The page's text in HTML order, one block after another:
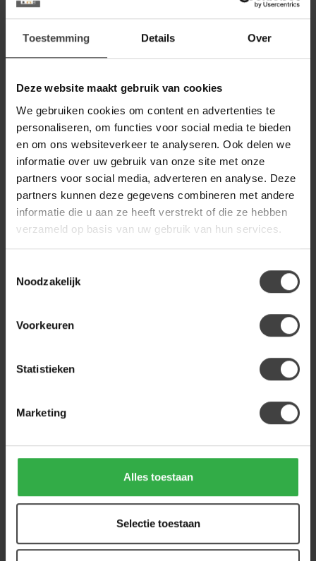
Toestemming Details Over
Deze website maakt gebruik van cookies
We gebruiken cookies om content en advertenties te
personaliseren, om functies voor social media te bieden
en om ons websiteverkeer te analyseren. Ook delen we
informatie over uw gebruik van onze site met onze
partners voor social media, adverteren en analyse. Deze
partners kunnen deze gegevens combineren met andere
informatie die u aan ze heeft verstrekt of die ze hebben
verzameld op basis van uw gebruik van hun services.
Noodzakelijk
Voorkeuren
Statistieken
Marketing
Alles toestaan
Selectie toestaan
BENOA
Benoa Klok Mangohout - 85
Op voorraad
199,00
BENOA
Benoa Klok Circle antiek brass
met rand - 55 cm
Op voorraad
WOOOD
Woood Klokje huis - grijs of wit
14,95
Of heb je hulp nodig bij de bestelling? Neem
gerust contact op met onze klantenservice